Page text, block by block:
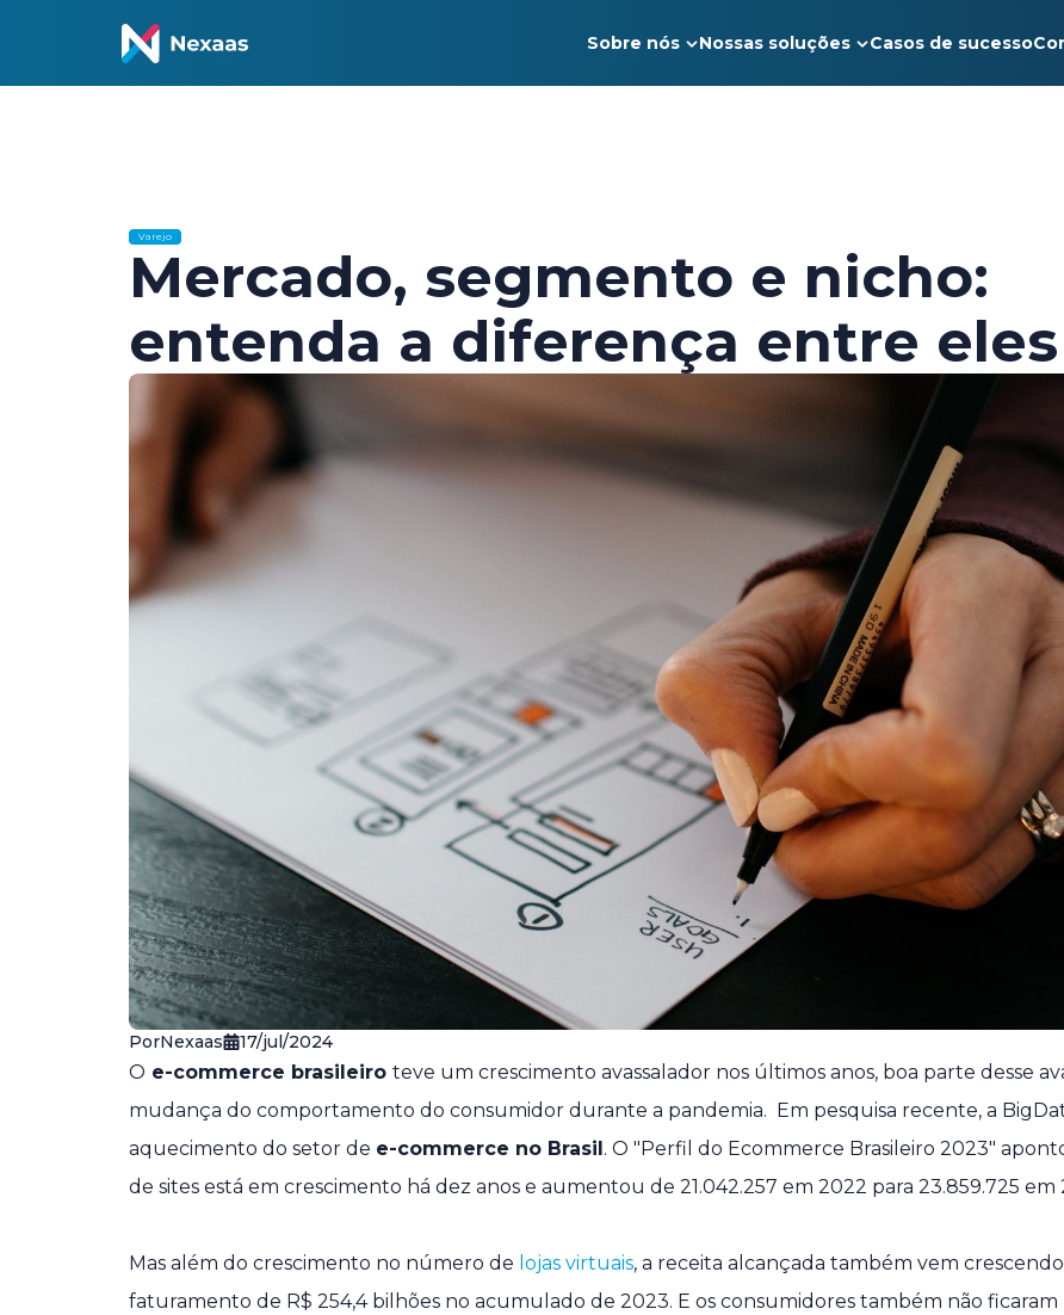
Sobre nós Nossas soluções Casos de sucesso
Varejo
Mercado, segmento e nicho:
entenda a diferença entre eles
PorNexaas 17/jul/2024
O e-commerce brasileiro teve um crescimento avassalador nos últimos anos, boa parte desse
mudança do comportamento do consumidor durante a pandemia. Em pesquisa recente, a
aquecimento do setor de e-commerce no Brasil. O "Perfil do Ecommerce Brasileiro 2023"
de sites está em crescimento há dez anos e aumentou de 21.042.257 em 2022 para 23.859.725 em
Mas além do crescimento no número de lojas virtuais, a receita alcançada também vem
faturamento de R$ 254,4 bilhões no acumulado de 2023. E os consumidores também não ficaram